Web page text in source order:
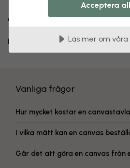
Om designen
Leverans och returer
Vanliga frågor
Hur mycket kostar en
I vilka mått kan en canvas
Går det att göra en canvas från
Acceptera
Läs mer om våra